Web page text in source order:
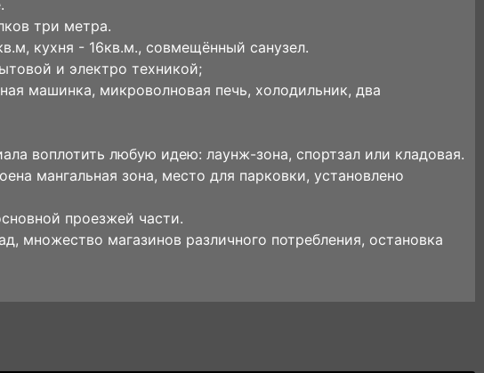
три метра.
кухня - 16кв.м., совмещённый санузел.
и электро техникой;
машинка, микроволновая печь, холодильник, два
воплотить любую идею: лаунж-зона, спортзал или кладовая.
мангальная зона, место для парковки, установлено
проезжей части.
множество магазинов различного потребления, остановка